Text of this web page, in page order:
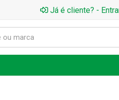
Já é cliente? -